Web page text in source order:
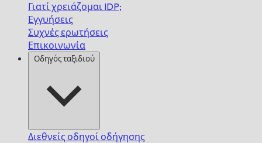
Γιατί χρειάζομαι IDP;
Εγγυήσεις
Συχνές ερωτήσεις
Επικοινωνία
Οδηγός ταξιδιού
Διεθνείς οδηγοί οδήγησης